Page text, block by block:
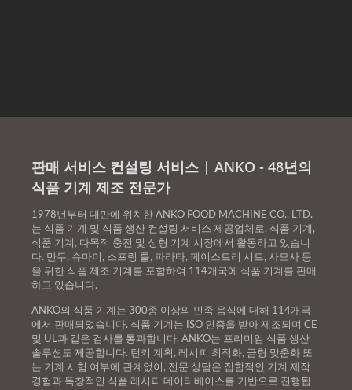
판매 서비스 컨설팅 서비스 | ANKO - 48년의
식품 기계 제조 전문가
1978년부터 대만에 위치한 ANKO FOOD MACHINE CO., LTD.
는 식품 기계 및 식품 생산 컨설팅 서비스 제공업체로, 식품 기계,
식품 기계, 다목적 충전 및 성형 기계 시장에서 활동하고 있습니
다. 만두, 슈마이, 스프링 롤, 파라타, 페이스트리 시트, 사모사 등
을 위한 식품 제조 기계를 포함하여 114개국에 식품 기계를 판매
하고 있습니다.
ANKO의 식품 기계는 300종 이상의 민족 음식에 대해 114개국
에서 판매되었습니다. 식품 기계는 ISO 인증을 받아 제조되며 CE
및 UL과 같은 검사를 통과합니다. ANKO는 프리미엄 식품 생산
솔루션도 제공합니다. 턴키 계획, 레시피 최적화, 금형 맞춤화 또
는 기계 시험 여부에 관계없이, 전문 상담은 집합적인 기계 제작
경험과 독창적인 식품 레시피 데이터베이스를 기반으로 진행됩